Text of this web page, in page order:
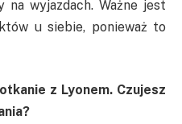
wyjazdach. Ważne jest
u siebie, ponieważ to
z Lyonem. Czujesz